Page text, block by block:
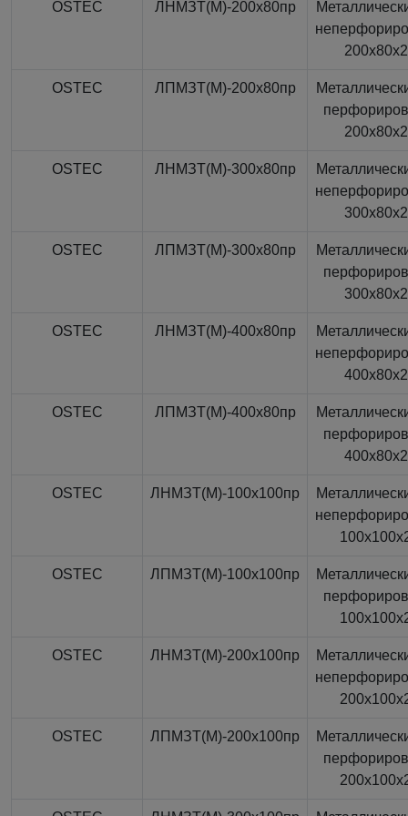
OSTEC ЛНМЗТ(М)-200x80пр
OSTEC ЛПМЗТ(М)-200x80пр
OSTEC ЛНМЗТ(М)-300x80пр
OSTEC ЛПМЗТ(М)-300x80пр
OSTEC ЛНМЗТ(М)-400x80пр
OSTEC ЛПМЗТ(М)-400x80пр
OSTEC ЛНМЗТ(М)-100x100пр
OSTEC ЛПМЗТ(М)-100x100пр
OSTEC ЛНМЗТ(М)-200x100пр
OSTEC ЛПМЗТ(М)-200x100пр